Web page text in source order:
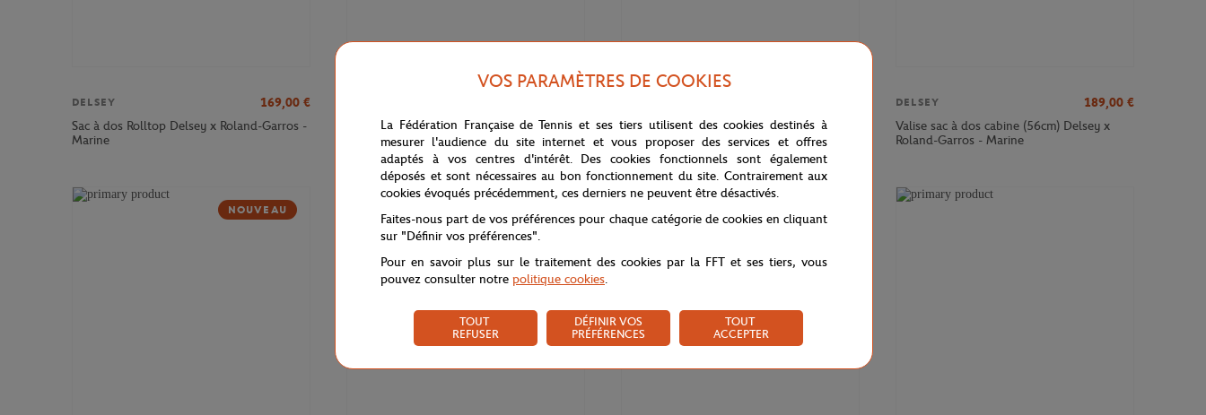
DELSEY 169,00 €
Sac à dos Rolltop Delsey x Roland-Garros -
Marine
Sac à dos Cadence Soft 14" Delsey x
Roland-Garros - Marine
Valise cabine Cadence (55cm) Delsey x
Roland-Garros - Marine
DELSEY 189,00 €
Valise sac à dos cabine (56cm) Delsey x
Roland-Garros - Marine
NOUVEAU
VOS PARAMÈTRES DE COOKIES
La Fédération Française de Tennis et ses tiers utilisent des cookies destinés à
mesurer l'audience du site internet et vous proposer des services et offres
adaptés à vos centres d'intérêt. Des cookies fonctionnels sont également
déposés et sont nécessaires au bon fonctionnement du site. Contrairement aux
cookies évoqués précédemment, ces derniers ne peuvent être désactivés.
Faites-nous part de vos préférences pour chaque catégorie de cookies en cliquant
sur "Définir vos préférences".
Pour en savoir plus sur le traitement des cookies par la FFT et ses tiers, vous
pouvez consulter notre politique cookies.
TOUT
REFUSER
DÉFINIR VOS
PRÉFÉRENCES
TOUT
ACCEPTER